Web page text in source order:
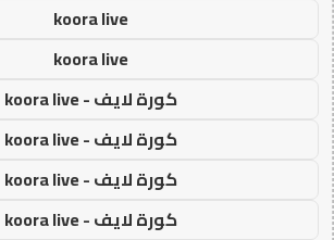
koora live
koora live
كورة لايف - koora live
كورة لايف - koora live
كورة لايف - koora live
كورة لايف - koora live